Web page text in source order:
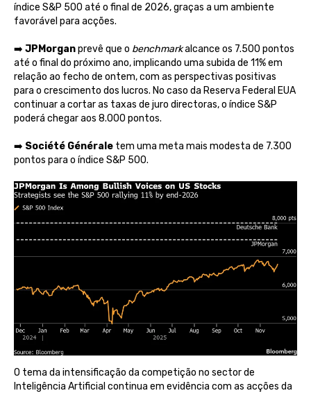
índice S&P 500 até o final de 2026, graças a um ambiente
favorável para acções.
➡️ JPMorganprevê que o benchmarkalcance os 7.500 pontos
até o final do próximo ano, implicando uma subida de 11% em
relação ao fecho de ontem, com as perspectivas positivas
para o crescimento dos lucros. No caso da Reserva Federal EUA
continuar a cortar as taxas de juro directoras, o índice S&P
poderá chegar aos 8.000 pontos.
➡️ Société Générale tem uma meta mais modesta de 7.300
pontos para o índice S&P 500.
O tema da intensificação da competição no sector de
Inteligência Artificial continua em evidência com as acções da